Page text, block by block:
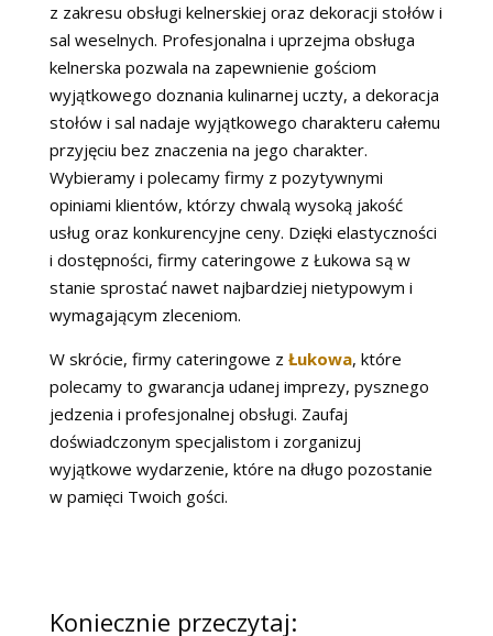
z zakresu obsługi kelnerskiej oraz dekoracji stołów i
sal weselnych. Profesjonalna i uprzejma obsługa
kelnerska pozwala na zapewnienie gościom
wyjątkowego doznania kulinarnej uczty, a dekoracja
stołów i sal nadaje wyjątkowego charakteru całemu
przyjęciu bez znaczenia na jego charakter.
Wybieramy i polecamy firmy z pozytywnymi
opiniami klientów, którzy chwalą wysoką jakość
usług oraz konkurencyjne ceny. Dzięki elastyczności
i dostępności, firmy cateringowe z Łukowa są w
stanie sprostać nawet najbardziej nietypowym i
wymagającym zleceniom.
W skrócie, firmy cateringowe z Łukowa, które
polecamy to gwarancja udanej imprezy, pysznego
jedzenia i profesjonalnej obsługi. Zaufaj
doświadczonym specjalistom i zorganizuj
wyjątkowe wydarzenie, które na długo pozostanie
w pamięci Twoich gości.
Koniecznie przeczytaj: